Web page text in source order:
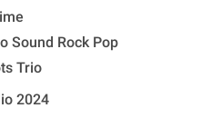
Sound Rock Pop
Trio